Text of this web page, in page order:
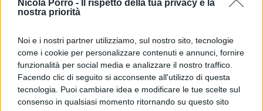
Nicola Porro -
Il rispetto della tua privacy è la
nostra priorità
Noi e i nostri partner utilizziamo, sul nostro sito, tecnologie
come i cookie per personalizzare contenuti e annunci, fornire
funzionalità per social media e analizzare il nostro traffico.
Facendo clic di seguito si acconsente all'utilizzo di questa
tecnologia. Puoi cambiare idea e modificare le tue scelte sul
consenso in qualsiasi momento ritornando su questo sito
accordi conclusi da Macron e Xi a Parigi), ma
perché le danze europee con Pechino vogliono
condurle loro, sia nei contenuti che nei tempi.
Tant’è che Macron e Xi si sono soffermati sulla
possibilità di sviluppare “singoli progetti in Paesi
terzi lungo la Via della Seta”, ma senza per il
momento un’adesione francese al piano